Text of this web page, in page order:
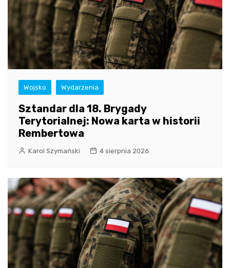
Wojsko Wydarzenia
Sztandar dla 18. Brygady
Terytorialnej: Nowa karta w historii
Rembertowa
Karol Szymański 4 sierpnia 2026